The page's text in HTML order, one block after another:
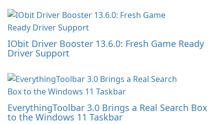
IObit Driver Booster 13.6.0: Fresh Game Ready
Driver Support
EverythingToolbar 3.0 Brings a Real Search Box
to the Windows 11 Taskbar